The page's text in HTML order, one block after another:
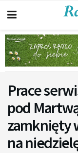
Prace
pod
zamknięty
na